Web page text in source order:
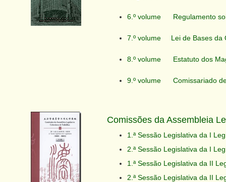
6.º volume Regulamento
7.º volume Lei de Bases da
8.º volume Estatuto dos
9.º volume Comissariado
Comissões da Assembleia
1.ª Sessão Legislativa da I
2.ª Sessão Legislativa da I
1.ª Sessão Legislativa da II
2.ª Sessão Legislativa da II